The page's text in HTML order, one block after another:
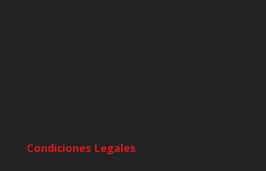
Condiciones Legales